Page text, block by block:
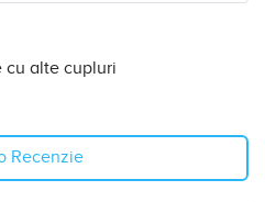
cu alte cupluri
Recenzie